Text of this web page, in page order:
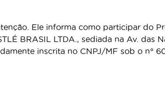
Ele informa como participar do
BRASIL LTDA., sediada na Av. das
inscrita no CNPJ/MF sob o n°